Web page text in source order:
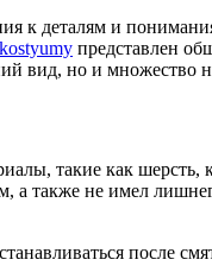
деталям и
представлен
вид, но и
такие как
не имел
после